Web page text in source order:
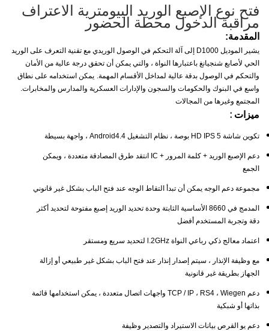
فتح نوع الإصبع الوريد البيومترية الاعتراف
مراقبة الدخول محطة الحضور
المقدمة:
يشير الموديل D1000 إلى آلة التحكم في الوصول الوريدي مع تقنية التعرف على الوريد
الحي لأصابع شنجيانغ باعتبارها النواة ، والتي يمكن أن تحقق درجة عالية من الأمان
والتحكم في الوصول بدقة عالية لمداخل الأقسام المهمة. يمكن استخدامه على نطاق
واسع في البنوك والحكومات والسجون والإدارات العسكرية والمدارس والمخابرات.
المجتمع وغيرها من المجالات
ميزات :
تكوين شاشة HD IPS 5 بوصة ، نظام التشغيل Android4.4 ، واجهة بسيطة
دعم الإصبع الوريد + كلمة المرور + IC انتقد طرق المصادقة متعددة ، ويمكن
الجمع
مجموعة دعم الوجه يمكن أن تبدأ التقاط الوجه عند فتح الباب بشكل غير قانوني
المدمج في 8660 الأساسية الثابتة وحدة تحديد الوريد إصبع مفتوحة لتحديد أكثر
دقة وتجربة المستخدم أفضل
اعتماد معالج ذكي رباعي النواة l.2GHz لتحديد سريع ومستقر
مع وظيفة الإنذار ، سيتم إصدار إنذار عند فتح الباب بشكل غير طبيعي أو إزالة
الجهاز بطريقة غير قانونية
دعم TCP / IP ، RS4 ، Wiegen واجهات اتصال متعددة ، يمكن استخدامها قائمة
بذاتها أو شبكية
دعم يو القرص بيانات الاستيراد والتصدير وظيفة